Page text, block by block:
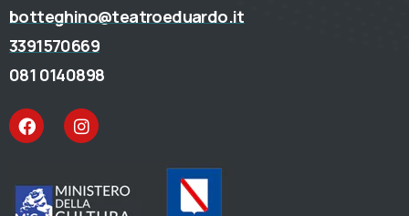
botteghino@teatroeduardo.it
3391570669
081 0140898